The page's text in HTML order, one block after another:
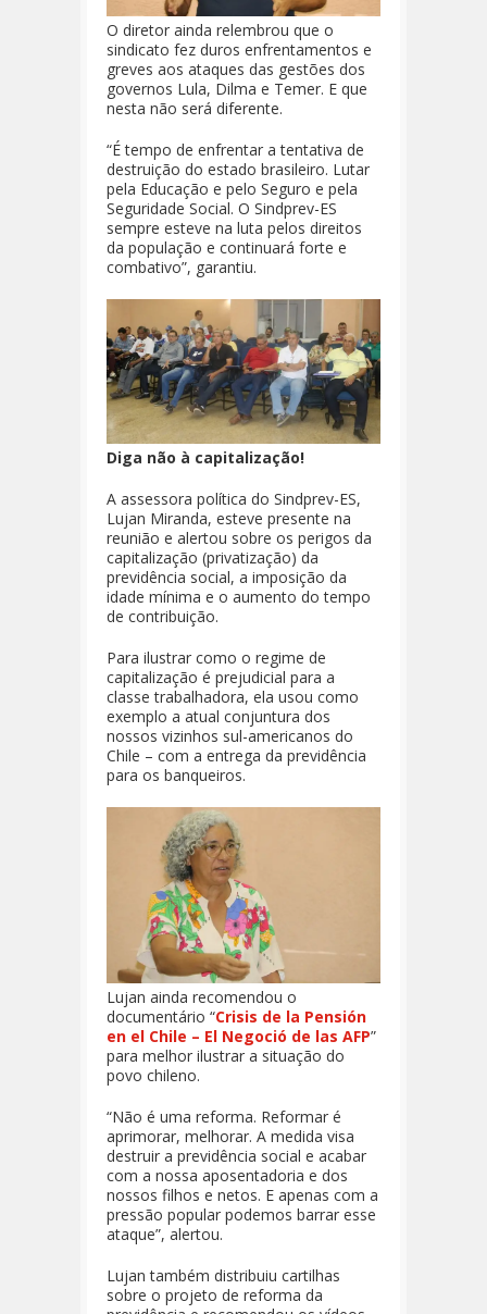
O diretor ainda relembrou que o
sindicato fez duros enfrentamentos e
greves aos ataques das gestões dos
governos Lula, Dilma e Temer. E que
nesta não será diferente.
“É tempo de enfrentar a tentativa de
destruição do estado brasileiro. Lutar
pela Educação e pelo Seguro e pela
Seguridade Social. O Sindprev-ES
sempre esteve na luta pelos direitos
da população e continuará forte e
combativo”, garantiu.
Diga não à capitalização!
A assessora política do Sindprev-ES,
Lujan Miranda, esteve presente na
reunião e alertou sobre os perigos da
capitalização (privatização) da
previdência social, a imposição da
idade mínima e o aumento do tempo
de contribuição.
Para ilustrar como o regime de
capitalização é prejudicial para a
classe trabalhadora, ela usou como
exemplo a atual conjuntura dos
nossos vizinhos sul-americanos do
Chile – com a entrega da previdência
para os banqueiros.
Lujan ainda recomendou o
documentário “Crisis de la Pensión
en el Chile – El Negoció de las AFP”
para melhor ilustrar a situação do
povo chileno.
“Não é uma reforma. Reformar é
aprimorar, melhorar. A medida visa
destruir a previdência social e acabar
com a nossa aposentadoria e dos
nossos filhos e netos. E apenas com a
pressão popular podemos barrar esse
ataque”, alertou.
Lujan também distribuiu cartilhas
sobre o projeto de reforma da